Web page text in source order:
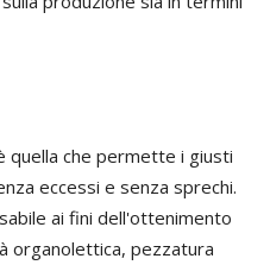
quella che permette i giusti
eccessi e senza sprechi.
ai fini dell'ottenimento
organolettica, pezzatura